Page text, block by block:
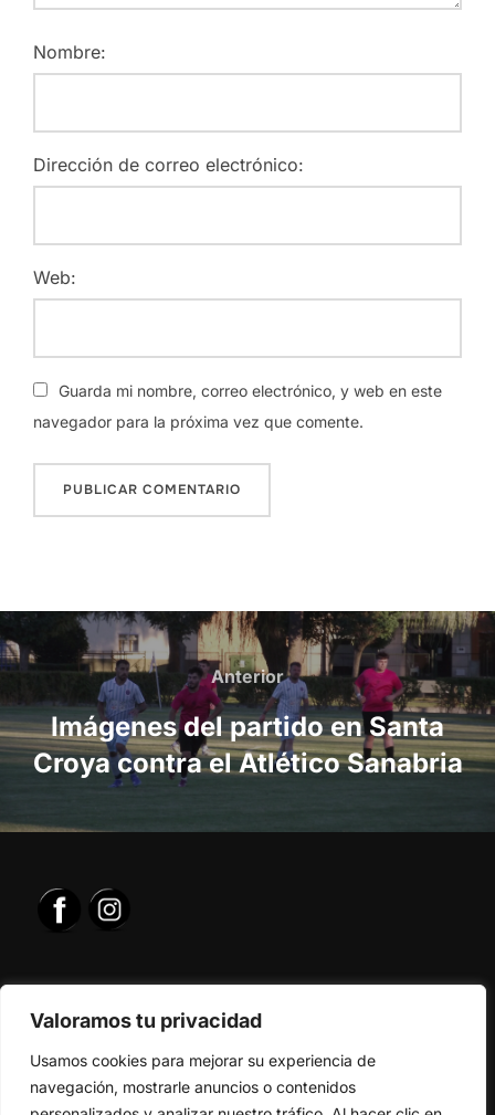
Valoramos tu privacidad
Usamos cookies para mejorar su experiencia de
navegación, mostrarle anuncios o contenidos
Nombre:
Dirección de correo electrónico:
Web:
Guarda mi nombre, correo electrónico, y web en este
navegador para la próxima vez que comente.
Navegación
de
entradas
Anterior
Anterior
Imágenes del partido en Santa
Croya contra el Atlético Sanabria